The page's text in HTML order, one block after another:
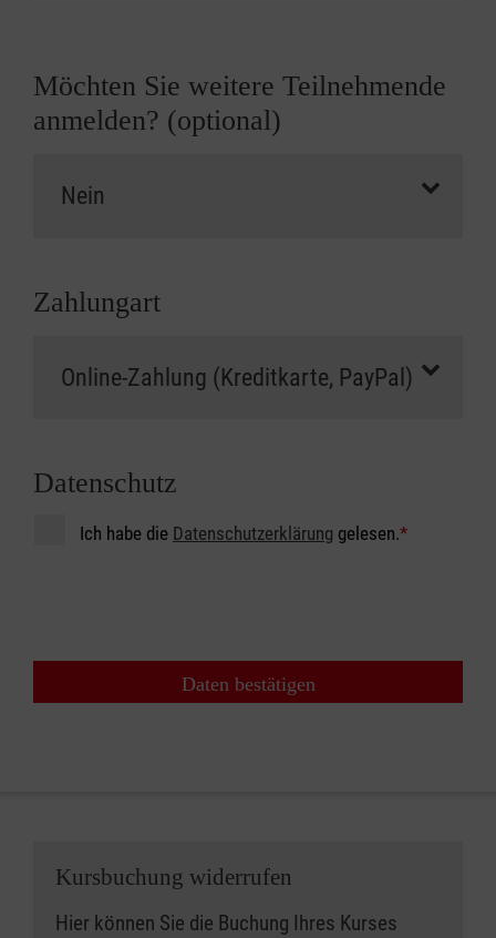
Möchten Sie weitere Teilnehmende
anmelden? (optional)
Zahlungart
Datenschutz
Ich habe die Datenschutzerklärung gelesen.*
Daten bestätigen
Kursbuchung widerrufen
Hier können Sie die Buchung Ihres Kurses